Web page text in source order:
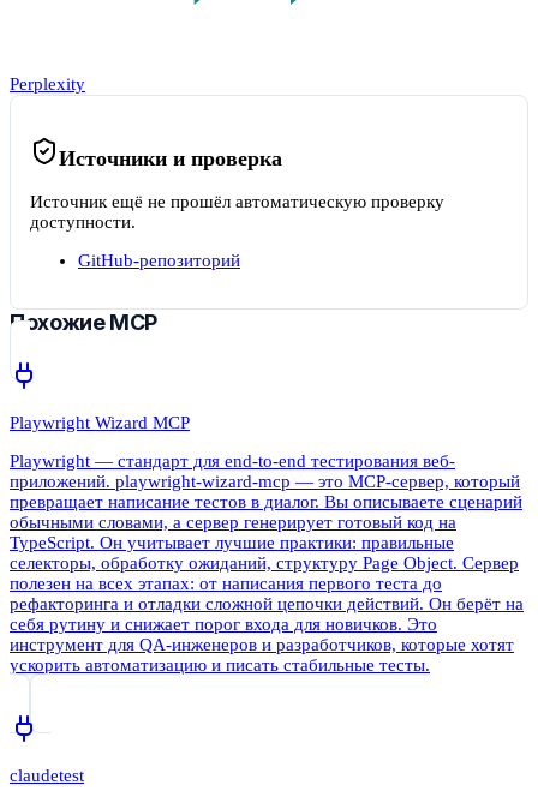
Perplexity
Источники и проверка
Источник ещё не прошёл автоматическую проверку
доступности.
GitHub-репозиторий
Похожие MCP
Playwright Wizard MCP
Playwright — стандарт для end-to-end тестирования веб-
приложений. playwright-wizard-mcp — это MCP-сервер, который
превращает написание тестов в диалог. Вы описываете сценарий
обычными словами, а сервер генерирует готовый код на
TypeScript. Он учитывает лучшие практики: правильные
селекторы, обработку ожиданий, структуру Page Object. Сервер
полезен на всех этапах: от написания первого теста до
рефакторинга и отладки сложной цепочки действий. Он берёт на
себя рутину и снижает порог входа для новичков. Это
инструмент для QA-инженеров и разработчиков, которые хотят
ускорить автоматизацию и писать стабильные тесты.
claudetest